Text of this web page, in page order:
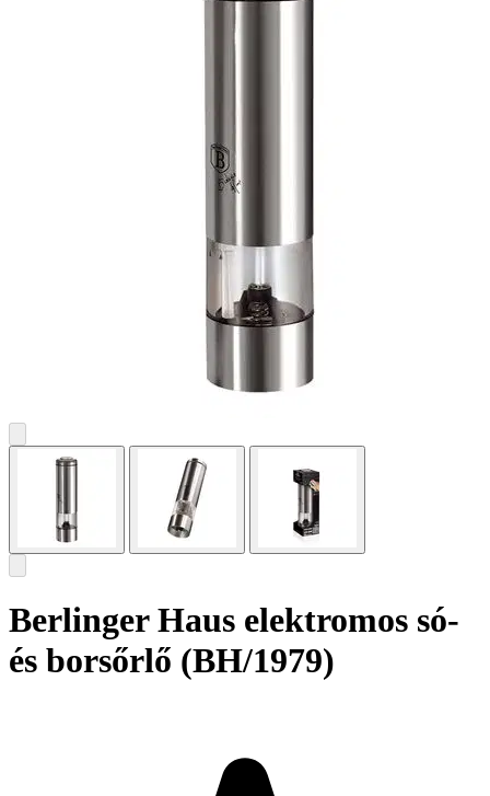
Berlinger Haus elektromos só-
és borsőrlő (BH/1979)